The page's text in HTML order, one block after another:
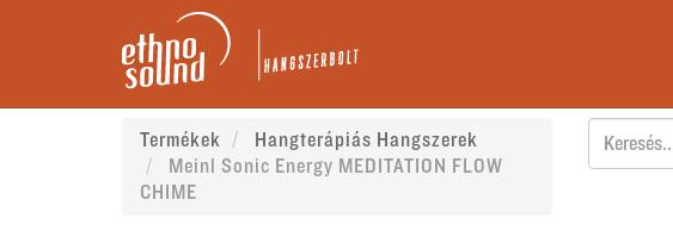
Termékek
Hangterápiás Hangszerek
Meinl Sonic Energy MEDITATION FLOW
CHIME